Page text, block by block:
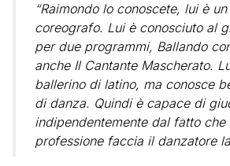
“Raimondo lo conoscete, lui è
coreografo. Lui è conosciuto al
per due programmi, Ballando
anche Il Cantante Mascherato.
ballerino di latino, ma conosce
di danza. Quindi è capace di
indipendentemente dal fatto che
professione faccia il danzatore